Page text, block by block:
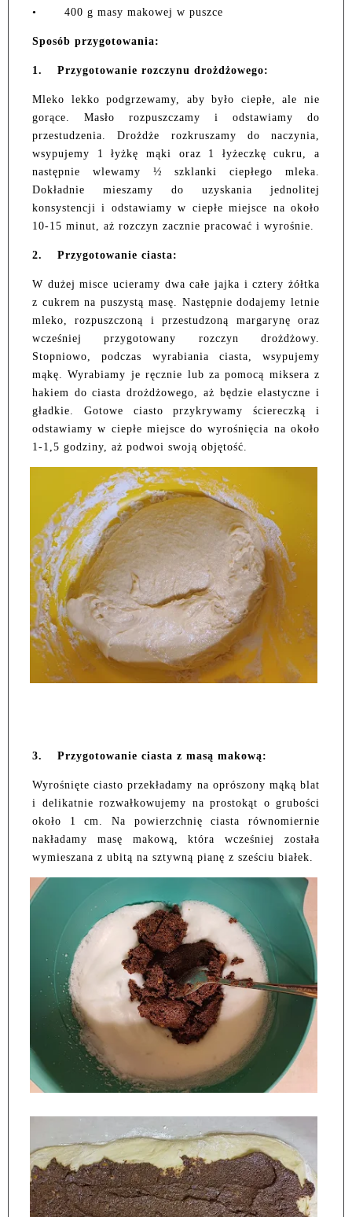
• 400 g masy makowej w puszce
Sposób przygotowania:
1. Przygotowanie rozczynu drożdżowego:
Mleko lekko podgrzewamy, aby było ciepłe, ale nie
gorące. Masło rozpuszczamy i odstawiamy do
przestudzenia. Drożdże rozkruszamy do naczynia,
wsypujemy 1 łyżkę mąki oraz 1 łyżeczkę cukru, a
następnie wlewamy ½ szklanki ciepłego mleka.
Dokładnie mieszamy do uzyskania jednolitej
konsystencji i odstawiamy w ciepłe miejsce na około
10-15 minut, aż rozczyn zacznie pracować i wyrośnie.
2. Przygotowanie ciasta:
W dużej misce ucieramy dwa całe jajka i cztery żółtka
z cukrem na puszystą masę. Następnie dodajemy letnie
mleko, rozpuszczoną i przestudzoną margarynę oraz
wcześniej przygotowany rozczyn drożdżowy.
Stopniowo, podczas wyrabiania ciasta, wsypujemy
mąkę. Wyrabiamy je ręcznie lub za pomocą miksera z
hakiem do ciasta drożdżowego, aż będzie elastyczne i
gładkie. Gotowe ciasto przykrywamy ściereczką i
odstawiamy w ciepłe miejsce do wyrośnięcia na około
1-1,5 godziny, aż podwoi swoją objętość.
3. Przygotowanie ciasta z masą makową:
Wyrośnięte ciasto przekładamy na oprószony mąką blat
i delikatnie rozwałkowujemy na prostokąt o grubości
około 1 cm. Na powierzchnię ciasta równomiernie
nakładamy masę makową, która wcześniej została
wymieszana z ubitą na sztywną pianę z sześciu białek.